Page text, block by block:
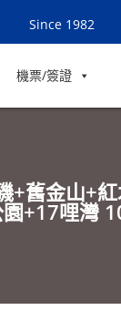
Since 1982
機票/簽證
+舊金山+
+17哩灣